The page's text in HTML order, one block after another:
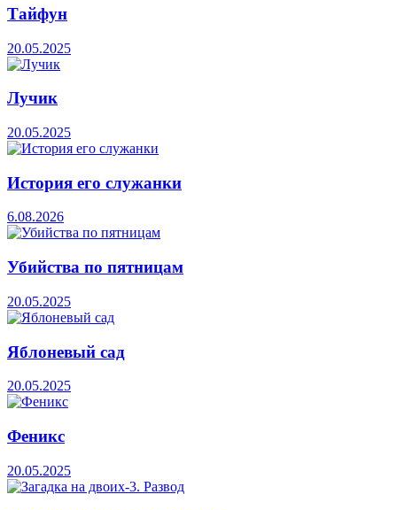
Тайфун
20.05.2025
Лучик
20.05.2025
История его служанки
6.08.2026
Убийства по пятницам
20.05.2025
Яблоневый сад
20.05.2025
Феникс
20.05.2025